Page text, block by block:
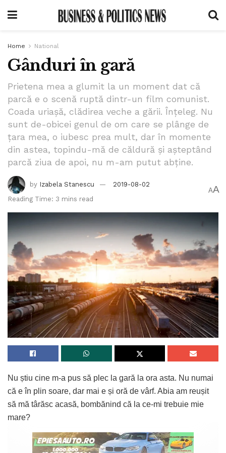
Home National
Gânduri în gară
Prietena mea a glumit la un moment dat că
parcă e o scenă ruptă dintr-un film comunist.
Coada uriașă, clădirea veche a gării. Înțeleg. Nu
sunt de-obicei genul de om care se plânge de
țara mea, o iubesc prea mult, dar în momente
din astea, topindu-mă de căldură și așteptând
parcă ziua de apoi, nu m-am putut abține.
by Izabela Stanescu
2019-08-02
Reading Time: 3 mins read
AA
Nu știu cine m-a pus să plec la gară la ora asta. Nu numai
că e în plin soare, dar mai e și oră de vârf. Abia am reușit
să mă târăsc acasă, bombănind că la ce-mi trebuie mie
mare?